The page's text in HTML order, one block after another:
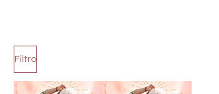
Filtro